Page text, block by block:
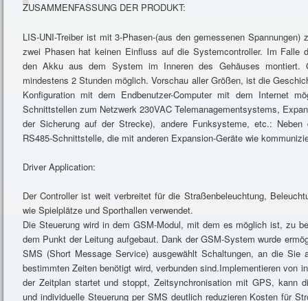
ZUSAMMENFASSUNG DER PRODUKT:
LIS-UNI-Treiber ist mit 3-Phasen-(aus den gemessenen
zwei Phasen hat keinen Einfluss auf die Systemcontroller. Im Falle
den Akku aus dem System im Inneren des Gehäuses montiert.
mindestens 2 Stunden möglich. Vorschau aller Größen, ist die
Konfiguration mit dem Endbenutzer-Computer mit dem Internet
Schnittstellen zum Netzwerk 230VAC Telemanagementsystems,
der Sicherung auf der Strecke), andere Funksysteme, etc.:
RS485-Schnittstelle, die mit anderen Expansion-Geräte wie
Driver Application:
Der Controller ist weit verbreitet für die Straßenbeleuchtung,
wie Spielplätze und Sporthallen verwendet.
Die Steuerung wird in dem GSM-Modul, mit dem es möglich ist, zu
dem Punkt der Leitung aufgebaut. Dank der GSM-System wurde
SMS (Short Message Service) ausgewählt Schaltungen, an die
bestimmten Zeiten benötigt wird, verbunden sind.Implementieren von
der Zeitplan startet und stoppt, Zeitsynchronisation mit GPS, kann
und individuelle Steuerung per SMS deutlich reduzieren Kosten für